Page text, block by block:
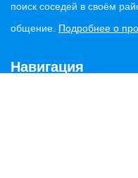
поиск соседей в своём
общение. Подробнее о
Навигация